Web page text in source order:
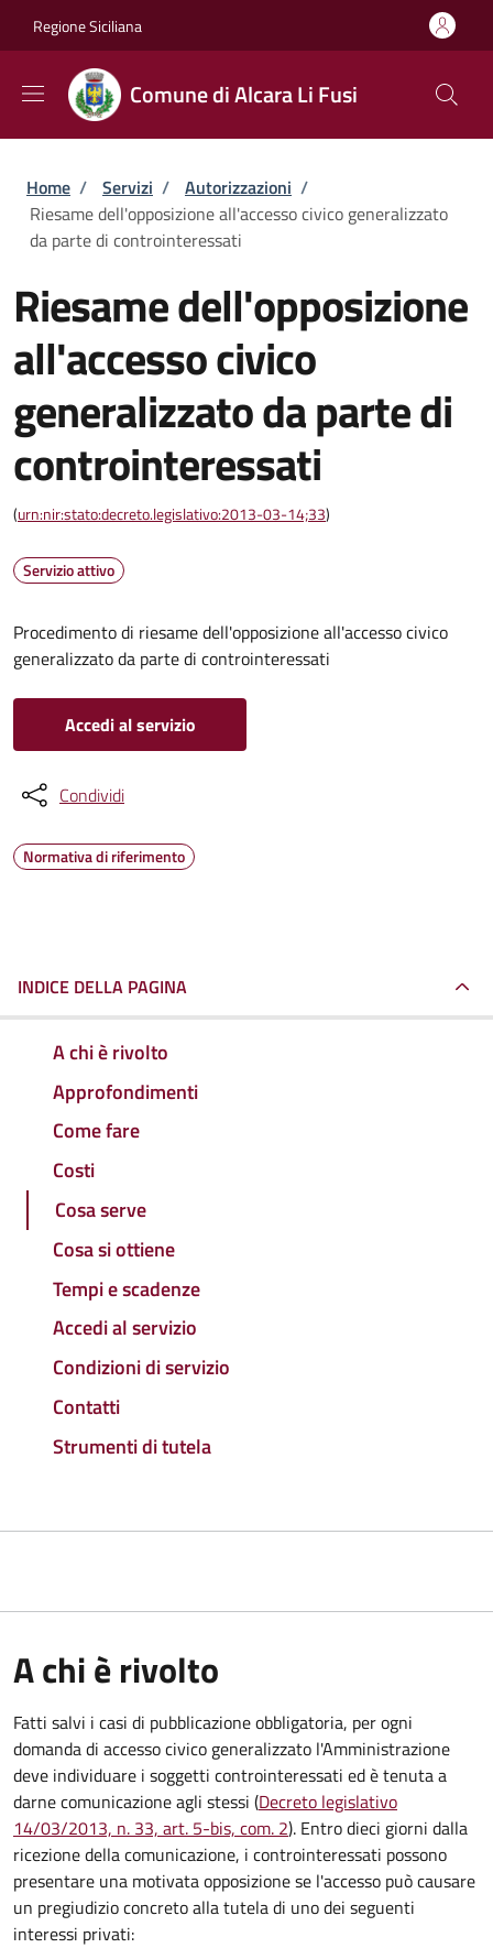
Regione Siciliana
Comune di Alcara Li Fusi
Briciole di pane
Home / Servizi / Autorizzazioni /
Riesame dell'opposizione all'accesso civico generalizzato
da parte di controinteressati
Riesame dell'opposizione
all'accesso civico
generalizzato da parte di
controinteressati
(urn:nir:stato:decreto.legislativo:2013-03-14;33)
Servizio attivo
Procedimento di riesame dell'opposizione all'accesso civico
generalizzato da parte di controinteressati
Accedi al servizio
Condividi
Normativa di riferimento
INDICE DELLA PAGINA
A chi è rivolto
Approfondimenti
Come fare
Costi
Cosa serve
Cosa si ottiene
Tempi e scadenze
Accedi al servizio
Condizioni di servizio
Contatti
Strumenti di tutela
A chi è rivolto
Fatti salvi i casi di pubblicazione obbligatoria, per ogni
domanda di accesso civico generalizzato l'Amministrazione
deve individuare i soggetti controinteressati ed è tenuta a
darne comunicazione agli stessi (Decreto legislativo
14/03/2013, n. 33, art. 5-bis, com. 2). Entro dieci giorni dalla
ricezione della comunicazione, i controinteressati possono
presentare una motivata opposizione se l'accesso può causare
un pregiudizio concreto alla tutela di uno dei seguenti
interessi privati: